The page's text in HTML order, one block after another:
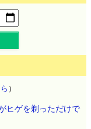
）
ヒゲを剃っただけで